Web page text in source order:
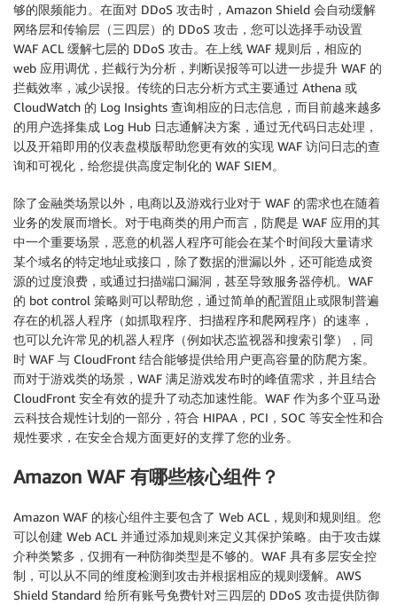
够的限频能力。在面对 DDoS 攻击时，Amazon Shield 会自动缓解
网络层和传输层（三四层）的 DDoS 攻击，您可以选择手动设置
WAF ACL 缓解七层的 DDoS 攻击。在上线 WAF 规则后，相应的
web 应用调优，拦截行为分析，判断误报等可以进一步提升 WAF 的
拦截效率，减少误报。传统的日志分析方式主要通过 Athena 或
CloudWatch 的 Log Insights 查询相应的日志信息，而目前越来越多
的用户选择集成 Log Hub 日志通解决方案，通过无代码日志处理，
以及开箱即用的仪表盘模版帮助您更有效的实现 WAF 访问日志的查
询和可视化，给您提供高度定制化的 WAF SIEM。
除了金融类场景以外，电商以及游戏行业对于 WAF 的需求也在随着
业务的发展而增长。对于电商类的用户而言，防爬是 WAF 应用的其
中一个重要场景，恶意的机器人程序可能会在某个时间段大量请求
某个域名的特定地址或接口，除了数据的泄漏以外，还可能造成资
源的过度浪费，或通过扫描端口漏洞，甚至导致服务器停机。WAF
的 bot control 策略则可以帮助您，通过简单的配置阻止或限制普遍
存在的机器人程序（如抓取程序、扫描程序和爬网程序）的速率，
也可以允许常见的机器人程序（例如状态监视器和搜索引擎），同
时 WAF 与 CloudFront 结合能够提供给用户更高容量的防爬方案。
而对于游戏类的场景，WAF 满足游戏发布时的峰值需求，并且结合
CloudFront 安全有效的提升了动态加速性能。WAF 作为多个亚马逊
云科技合规性计划的一部分，符合 HIPAA，PCI，SOC 等安全性和合
规性要求，在安全合规方面更好的支撑了您的业务。
Amazon WAF 有哪些核心组件？
Amazon WAF 的核心组件主要包含了 Web ACL，规则和规则组。您
可以创建 Web ACL 并通过添加规则来定义其保护策略。由于攻击媒
介种类繁多，仅拥有一种防御类型是不够的。WAF 具有多层安全控
制，可以从不同的维度检测到攻击并根据相应的规则缓解。AWS
Shield Standard 给所有账号免费针对三四层的 DDoS 攻击提供防御